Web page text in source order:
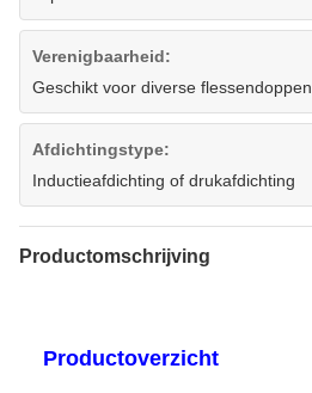
Verenigbaarheid:
Geschikt voor diverse flessendoppen
Afdichtingstype:
Inductieafdichting of drukafdichting
Productomschrijving
Productoverzicht